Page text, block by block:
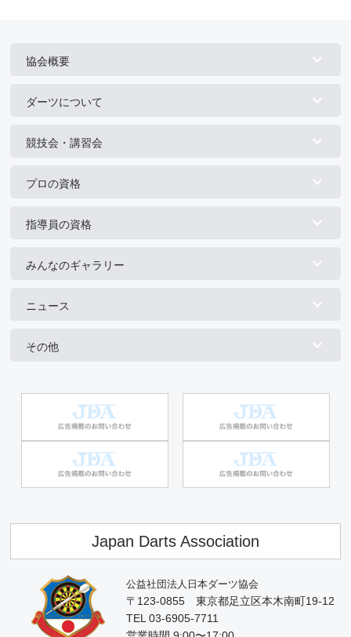
協会概要
ダーツについて
競技会・講習会
プロの資格
指導員の資格
みんなのギャラリー
ニュース
その他
Japan Darts Association
公益社団法人日本ダーツ協会
〒123-0855 東京都足立区本木南町19-12
TEL 03-6905-7711